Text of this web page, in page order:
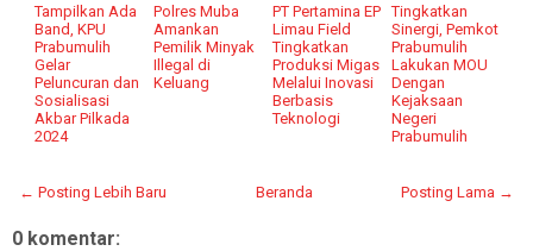
Tampilkan Ada
Band, KPU
Prabumulih
Gelar
Peluncuran dan
Sosialisasi
Akbar Pilkada
2024
Polres Muba
Amankan
Pemilik Minyak
Illegal di
Keluang
PT Pertamina EP
Limau Field
Tingkatkan
Produksi Migas
Melalui Inovasi
Berbasis
Teknologi
Tingkatkan
Sinergi, Pemkot
Prabumulih
Lakukan MOU
Dengan
Kejaksaan
Negeri
Prabumulih
← Posting Lebih Baru Posting Lama →
Beranda
0 komentar: